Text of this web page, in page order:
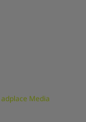
adplace Media